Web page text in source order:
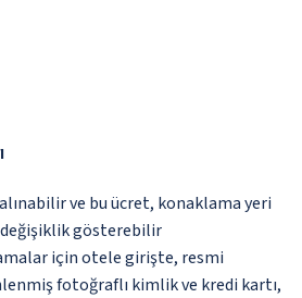
ve bu ücret, konaklama yeri
gösterebilir
için otele girişte, resmi
fotoğraflı kimlik ve kredi kartı,